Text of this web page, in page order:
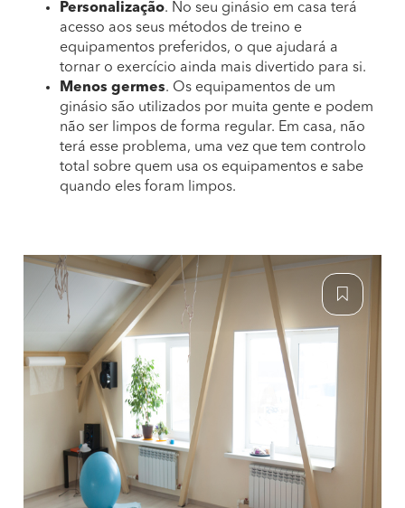
Personalização. No seu ginásio em casa terá
acesso aos seus métodos de treino e
equipamentos preferidos, o que ajudará a
tornar o exercício ainda mais divertido para si.
Menos germes. Os equipamentos de um
ginásio são utilizados por muita gente e podem
não ser limpos de forma regular. Em casa, não
terá esse problema, uma vez que tem controlo
total sobre quem usa os equipamentos e sabe
quando eles foram limpos.